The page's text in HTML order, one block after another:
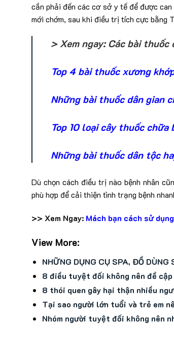
cần phải đến các cơ sở y tế để được
mới chớm, sau khi điều trị tích cực bằng
> Xem ngay: Các bài
Top 4 bài thuốc xương
Những bài thuốc dân gian
Top 10 loại cây thuốc
Những bài thuốc dân tộc
Dù chọn cách điều trị nào bệnh nhân
phù hợp để cải thiện tình trạng bệnh
>> Xem Ngay: Mách bạn cách sử
View More:
NHỮNG DỤNG CỤ SPA, ĐỒ DÙNG
8 điều tuyệt đối không nên đề
8 thói quen gây hại thận nhiều
Tại sao người lớn tuổi và trẻ em
Nhóm người tuyệt đối không nên